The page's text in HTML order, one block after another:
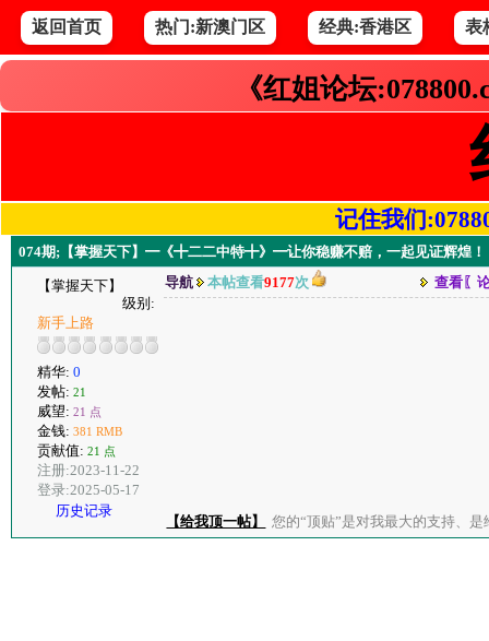
返回首页 热门:新澳门区 经典:香港区 表
《红姐论坛
记住我们
074期;【掌握天下】━《╋二二中特╋》━让你稳赚不赔，一起见证辉煌！
【掌握天下】
级别:
新手上路
精华: 0
发帖: 21
威望: 21 点
金钱: 381 RMB
贡献值: 21 点
注册:2023-11-22
登录:2025-05-17
历史记录
导航 本帖查看9177次 查看〖
【给我顶一帖】 您的“顶贴”是对我最大的支持、